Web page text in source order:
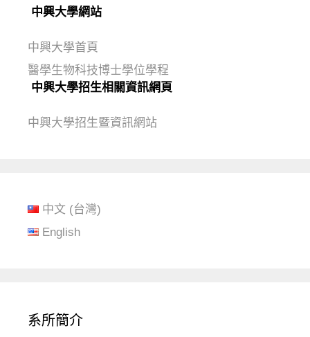
中興大學網站
中興大學首頁
醫學生物科技博士學位學程
中興大學招生相關資訊網頁
中興大學招生暨資訊網站
中文 (台灣)
English
系所簡介